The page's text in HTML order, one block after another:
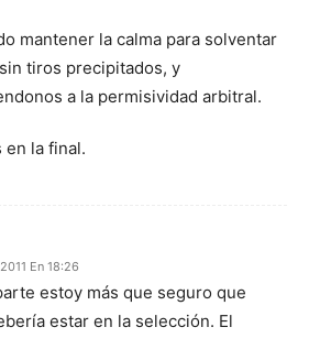
mantener la calma para solventar
tiros precipitados, y
a la permisividad arbitral.
en la final.
En 18:26
estoy más que seguro que
estar en la selección. El